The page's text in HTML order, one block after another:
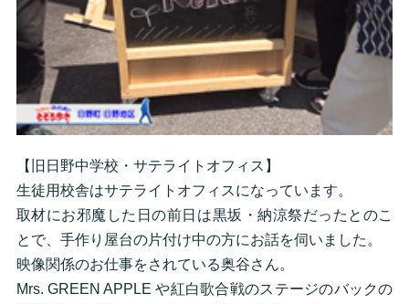
【旧日野中学校・サテライトオフィス】
生徒用校舎はサテライトオフィスになっています。
取材にお邪魔した日の前日は黒坂・納涼祭だったとのこ
とで、手作り屋台の片付け中の方にお話を伺いました。
映像関係のお仕事をされている奥谷さん。
Mrs. GREEN APPLE や紅白歌合戦のステージのバックの